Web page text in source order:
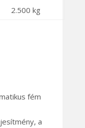
2.500 kg
fém
a